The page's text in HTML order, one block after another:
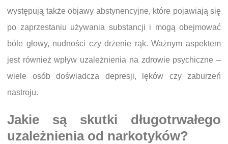
występują także objawy abstynencyjne, które pojawiają się
po zaprzestaniu używania substancji i mogą obejmować
bóle głowy, nudności czy drżenie rąk. Ważnym aspektem
jest również wpływ uzależnienia na zdrowie psychiczne –
wiele osób doświadcza depresji, lęków czy zaburzeń
nastroju.
Jakie są skutki długotrwałego
uzależnienia od narkotyków?